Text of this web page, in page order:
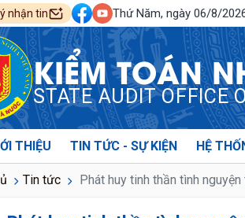
nhận tin Thứ Năm, ngày 06/8/
KIỂM TOÁN
STATE AUDIT OFFICE
THIỆU TIN TỨC - SỰ KIỆN HỆ
Tin tức Phát huy tinh thần tình